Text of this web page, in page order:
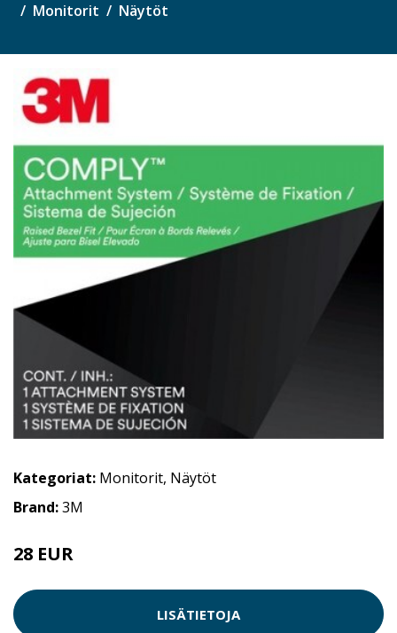
Monitorit Näytöt
Kategoriat: Monitorit, Näytöt
Brand:3M
28 EUR
LISÄTIETOJA